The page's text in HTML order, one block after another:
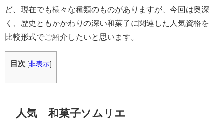
ど、現在でも様々な種類のものがありますが、今回は奥深
く、歴史ともかかわりの深い和菓子に関連した人気資格を
比較形式でご紹介したいと思います。
目次 [非表示]
人気 和菓子ソムリエ